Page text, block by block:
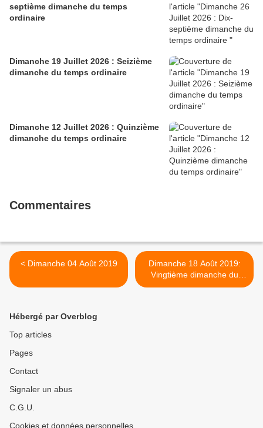
septième dimanche du temps
ordinaire
Dimanche 19 Juillet 2026 : Seizième
dimanche du temps ordinaire
Dimanche 12 Juillet 2026 : Quinzième
dimanche du temps ordinaire
Commentaires
< Dimanche 04 Août 2019
Dimanche 18 Août 2019:
Vingtième dimanche du
temps ordinaire >
Hébergé par Overblog
Top articles
Pages
Contact
Signaler un abus
C.G.U.
Cookies et données personnelles